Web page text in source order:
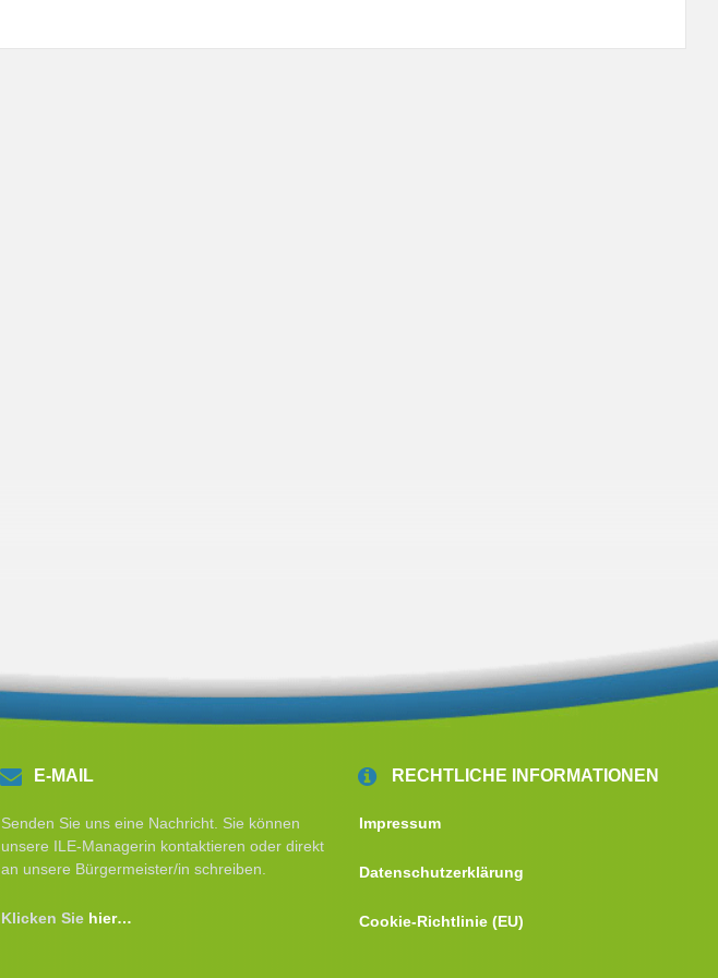
E-MAIL
Senden Sie uns eine Nachricht. Sie können
unsere ILE-Managerin kontaktieren oder direkt
an unsere Bürgermeister/in schreiben.
Klicken Sie hier…
RECHTLICHE INFORMATIONEN
Impressum
Datenschutzerklärung
Cookie-Richtlinie (EU)